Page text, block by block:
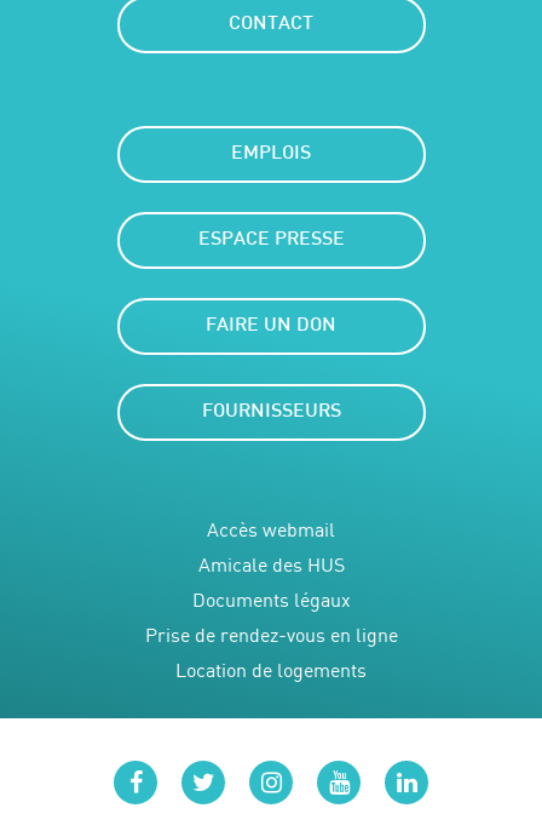
CONTACT
EMPLOIS
ESPACE PRESSE
FAIRE UN DON
FOURNISSEURS
Accès webmail
Amicale des HUS
Documents légaux
Prise de rendez-vous en ligne
Location de logements
facebooktwitterinstagram
youtubelinkedin